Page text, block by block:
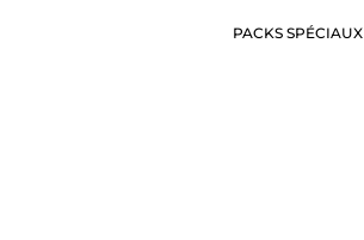
PACKS SPÉCIAUX